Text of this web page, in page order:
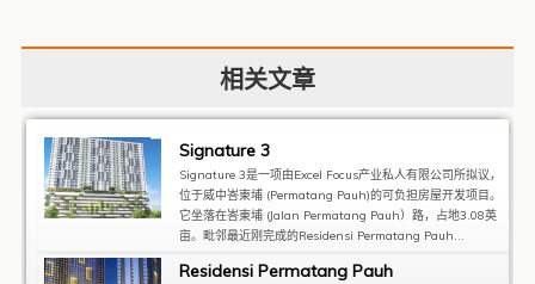
相关文章
Signature 3
Signature 3是一项由Excel Focus产业私人有限公司所拟议，
位于威中峇東埔 (Permatang Pauh)的可负担房屋开发项目。
它坐落在峇東埔 (Jalan Permatang Pauh）路，占地3.08英
亩。毗邻最近刚完成的Residensi Permatang Pauh...
Residensi Permatang Pauh